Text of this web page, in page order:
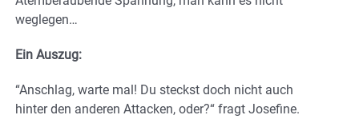
weglegen…
Ein Auszug:
“Anschlag, warte mal! Du steckst doch nicht auch
hinter den anderen Attacken, oder?“ fragt Josefine.